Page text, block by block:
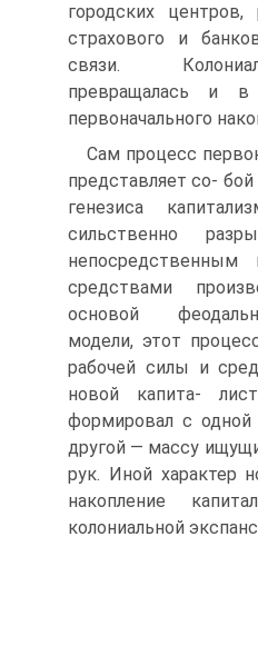
городских центров,
страхового и
связи.
превращалась и
первоначального
Сам процесс
представляет со-
генезиса
сильственно
средствами
основой
модели, этот
рабочей силы и
новой капита-
формировал с одной
другой — массу
рук. Иной характер
накопление
колониальной